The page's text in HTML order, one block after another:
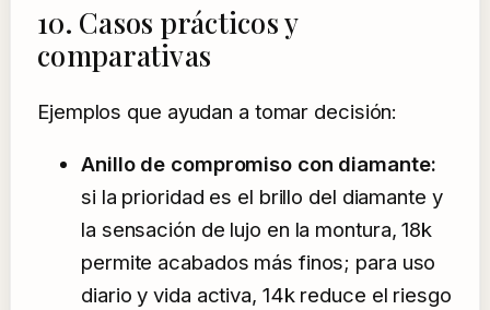
10. Casos prácticos y
comparativas
Ejemplos que ayudan a tomar decisión:
Anillo de compromiso con diamante:
si la prioridad es el brillo del diamante y
la sensación de lujo en la montura, 18k
permite acabados más finos; para uso
diario y vida activa, 14k reduce el riesgo